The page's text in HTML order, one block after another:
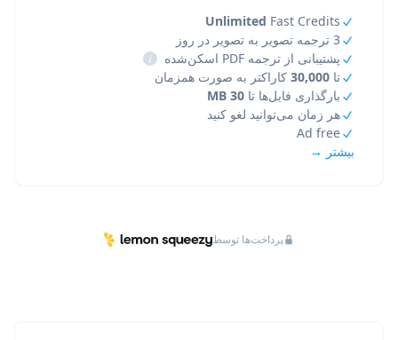
Unlimited Fast Credits
3 ترجمه تصویر به تصویر در روز
پشتیبانی از ترجمه PDF اسکن‌شده
i
تا 30,000 کاراکتر به صورت همزمان
بارگذاری فایل‌ها تا 30 MB
هر زمان می‌توانید لغو کنید
Ad free
بیشتر →
پرداخت‌ها توسط